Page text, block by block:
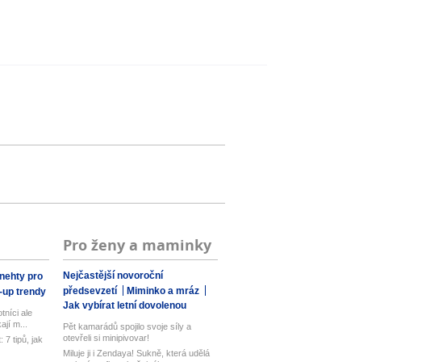
pro
up trendy
ale
m...
7 tipů, jak
Pro ženy a maminky
Nejčastější novoroční
předsevzetí
Miminko a mráz
Jak vybírat letní dovolenou
Pět kamarádů spojilo svoje síly a
otevřeli si minipivovar!
Miluje ji i Zendaya! Sukně, která udělá